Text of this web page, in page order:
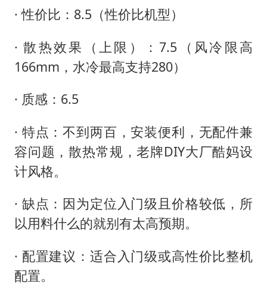
· 性价比：8.5（性价比机型）
· 散热效果（上限）：7.5（风冷限高
166mm，水冷最高支持280）
· 质感：6.5
· 特点：不到两百，安装便利，无配件兼
容问题，散热常规，老牌DIY大厂酷妈设
计风格。
· 缺点：因为定位入门级且价格较低，所
以用料什么的就别有太高预期。
· 配置建议：适合入门级或高性价比整机
配置。